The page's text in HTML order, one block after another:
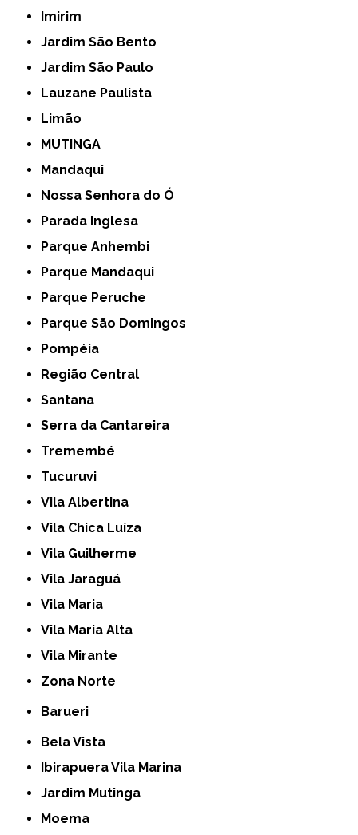
Imirim
Jardim São Bento
Jardim São Paulo
Lauzane Paulista
Limão
MUTINGA
Mandaqui
Nossa Senhora do Ó
Parada Inglesa
Parque Anhembi
Parque Mandaqui
Parque Peruche
Parque São Domingos
Pompéia
Região Central
Santana
Serra da Cantareira
Tremembé
Tucuruvi
Vila Albertina
Vila Chica Luíza
Vila Guilherme
Vila Jaraguá
Vila Maria
Vila Maria Alta
Vila Mirante
Zona Norte
Barueri
Bela Vista
Ibirapuera Vila Marina
Jardim Mutinga
Moema